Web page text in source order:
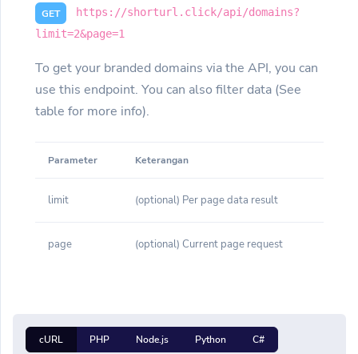
GET
https://shorturl.click/api/domains?
limit=2&page=1
To get your branded domains via the API, you can
use this endpoint. You can also filter data (See
table for more info).
Parameter Keterangan
limit (optional) Per page data result
page (optional) Current page request
cURL PHP Node.js Python C#